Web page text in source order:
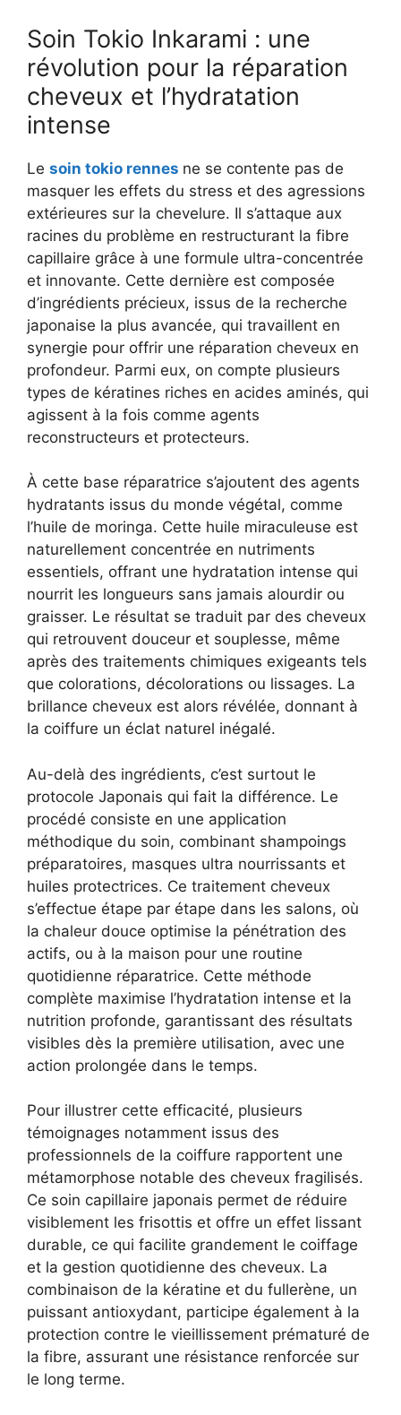
Soin Tokio Inkarami : une
révolution pour la réparation
cheveux et l’hydratation
intense
Le soin tokio rennes ne se contente pas de
masquer les effets du stress et des agressions
extérieures sur la chevelure. Il s’attaque aux
racines du problème en restructurant la fibre
capillaire grâce à une formule ultra-concentrée
et innovante. Cette dernière est composée
d’ingrédients précieux, issus de la recherche
japonaise la plus avancée, qui travaillent en
synergie pour offrir une réparation cheveux en
profondeur. Parmi eux, on compte plusieurs
types de kératines riches en acides aminés, qui
agissent à la fois comme agents
reconstructeurs et protecteurs.
À cette base réparatrice s’ajoutent des agents
hydratants issus du monde végétal, comme
l’huile de moringa. Cette huile miraculeuse est
naturellement concentrée en nutriments
essentiels, offrant une hydratation intense qui
nourrit les longueurs sans jamais alourdir ou
graisser. Le résultat se traduit par des cheveux
qui retrouvent douceur et souplesse, même
après des traitements chimiques exigeants tels
que colorations, décolorations ou lissages. La
brillance cheveux est alors révélée, donnant à
la coiffure un éclat naturel inégalé.
Au-delà des ingrédients, c’est surtout le
protocole Japonais qui fait la différence. Le
procédé consiste en une application
méthodique du soin, combinant shampoings
préparatoires, masques ultra nourrissants et
huiles protectrices. Ce traitement cheveux
s’effectue étape par étape dans les salons, où
la chaleur douce optimise la pénétration des
actifs, ou à la maison pour une routine
quotidienne réparatrice. Cette méthode
complète maximise l’hydratation intense et la
nutrition profonde, garantissant des résultats
visibles dès la première utilisation, avec une
action prolongée dans le temps.
Pour illustrer cette efficacité, plusieurs
témoignages notamment issus des
professionnels de la coiffure rapportent une
métamorphose notable des cheveux fragilisés.
Ce soin capillaire japonais permet de réduire
visiblement les frisottis et offre un effet lissant
durable, ce qui facilite grandement le coiffage
et la gestion quotidienne des cheveux. La
combinaison de la kératine et du fullerène, un
puissant antioxydant, participe également à la
protection contre le vieillissement prématuré de
la fibre, assurant une résistance renforcée sur
le long terme.